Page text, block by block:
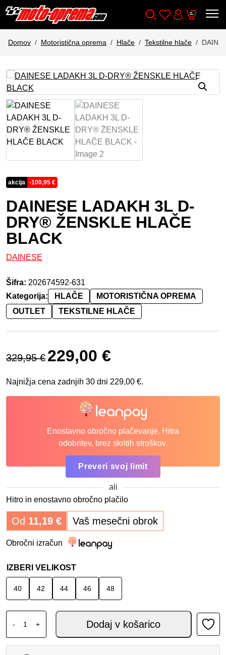
Wishlist
Cart
Domov Motoristična oprema Hlače Tekstilne hlače
akcija -100,95 €
DAINESE LADAKH 3L D-
DRY® ŽENSKLE HLAČE
BLACK
DAINESE
Šifra: 202674592-631
Kategorija:
HLAČE
MOTORISTIČNA OPREMA
OUTLET
TEKSTILNE HLAČE
329,95€
Izvirna cena je bila: 329,95 €.
229,00 €
Najnižja cena zadnjih 30 dni 229,00 €.
Enostavno obročno plačevanje. Hitra
odobritev, brez skritih stroškov.
Preveri svoj limit
ali
Hitro in enostavno obročno plačilo
Od 11,19 € Vaš mesečni obrok
Obročni izračun
IZBERI VELIKOST
40 42 44 46 48
-
DAINESE LADAKH 3L D-DRY® ŽENSKLE HLAČE BLACK
+ Dodaj v košarico